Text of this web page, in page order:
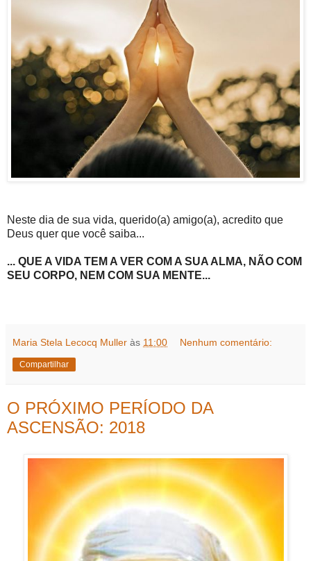
Neste dia de sua vida, querido(a) amigo(a), acredito que
Deus quer que você saiba...
... QUE A VIDA TEM A VER COM A SUA ALMA, NÃO COM
SEU CORPO, NEM COM SUA MENTE...
Maria Stela Lecocq Muller às 11:00 Nenhum comentário:
Compartilhar
O PRÓXIMO PERÍODO DA
ASCENSÃO: 2018